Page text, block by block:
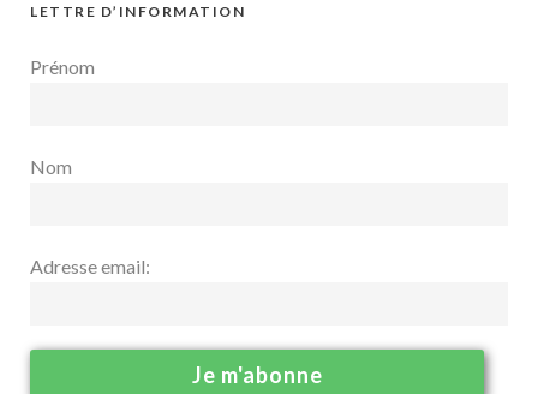
LETTRE D’INFORMATION
Prénom
Nom
Adresse email: